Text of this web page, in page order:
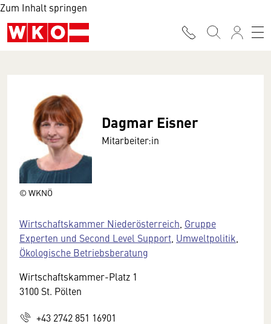
Zum Inhalt springen
© WKNÖ
Dagmar Eisner
Mitarbeiter:in
Wirtschaftskammer Niederösterreich Gruppe
Experten und Second Level Support Umweltpolitik
Ökologische Betriebsberatung
Wirtschaftskammer-Platz 1
3100 St. Pölten
+43 2742 851 16901